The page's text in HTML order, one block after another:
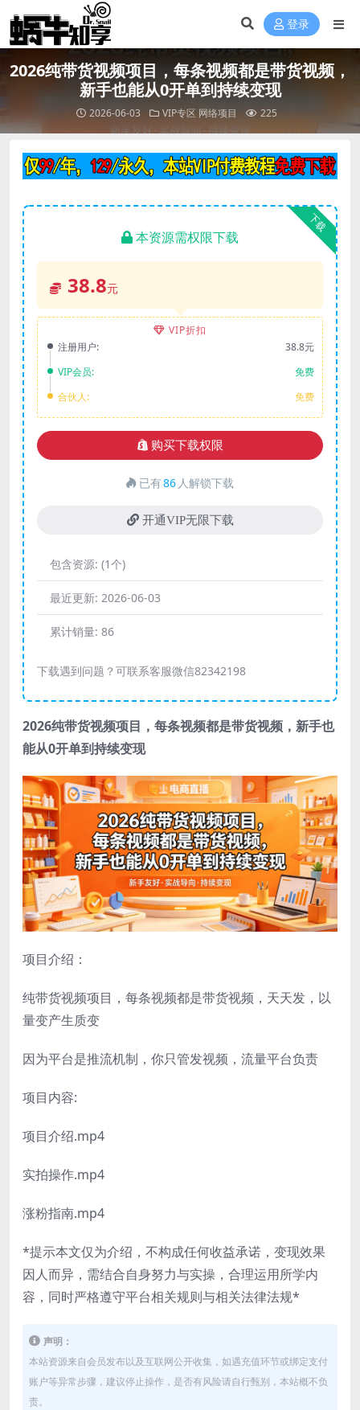
登录
2026纯带货视频项目，每条视频都是带货视频，
新手也能从0开单到持续变现
2026-06-03 VIP专区 网络项目 225
下载
本资源需权限下载
38.8元
VIP折扣
注册用户:
38.8元
VIP会员:
免费
合伙人:
免费
购买下载权限
已有86 人解锁下载
开通VIP无限下载
包含资源: (1个)
最近更新: 2026-06-03
累计销量: 86
下载遇到问题？可联系客服微信82342198
2026纯带货视频项目，每条视频都是带货视频，新手也
能从0开单到持续变现
项目介绍：
纯带货视频项目，每条视频都是带货视频，天天发，以
量变产生质变
因为平台是推流机制，你只管发视频，流量平台负责
项目内容:
项目介绍.mp4
实拍操作.mp4
涨粉指南.mp4
*提示本文仅为介绍，不构成任何收益承诺，变现效果
因人而异，需结合自身努力与实操，合理运用所学内
容，同时严格遵守平台相关规则与相关法律法规*
声明：
本站资源来自会员发布以及互联网公开收集，如遇充值环节或绑定支付
账户等异常步骤，建议停止操作，是否有风险请自行甄别，本站概不负
责。